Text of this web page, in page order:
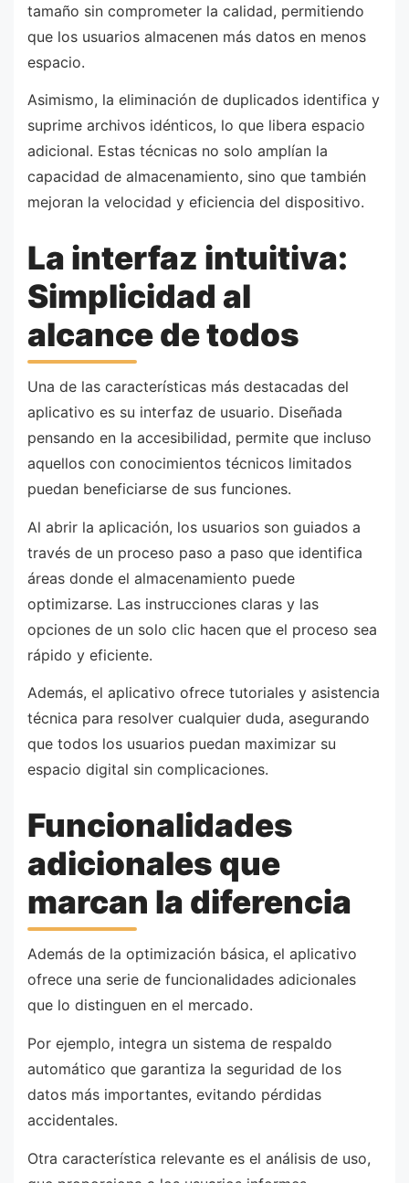
tamaño sin comprometer la calidad, permitiendo
que los usuarios almacenen más datos en menos
espacio.
Asimismo, la eliminación de duplicados identifica y
suprime archivos idénticos, lo que libera espacio
adicional. Estas técnicas no solo amplían la
capacidad de almacenamiento, sino que también
mejoran la velocidad y eficiencia del dispositivo.
La interfaz intuitiva:
Simplicidad al
alcance de todos
Una de las características más destacadas del
aplicativo es su interfaz de usuario. Diseñada
pensando en la accesibilidad, permite que incluso
aquellos con conocimientos técnicos limitados
puedan beneficiarse de sus funciones.
Al abrir la aplicación, los usuarios son guiados a
través de un proceso paso a paso que identifica
áreas donde el almacenamiento puede
optimizarse. Las instrucciones claras y las
opciones de un solo clic hacen que el proceso sea
rápido y eficiente.
Además, el aplicativo ofrece tutoriales y asistencia
técnica para resolver cualquier duda, asegurando
que todos los usuarios puedan maximizar su
espacio digital sin complicaciones.
Funcionalidades
adicionales que
marcan la diferencia
Además de la optimización básica, el aplicativo
ofrece una serie de funcionalidades adicionales
que lo distinguen en el mercado.
Por ejemplo, integra un sistema de respaldo
automático que garantiza la seguridad de los
datos más importantes, evitando pérdidas
accidentales.
Otra característica relevante es el análisis de uso,